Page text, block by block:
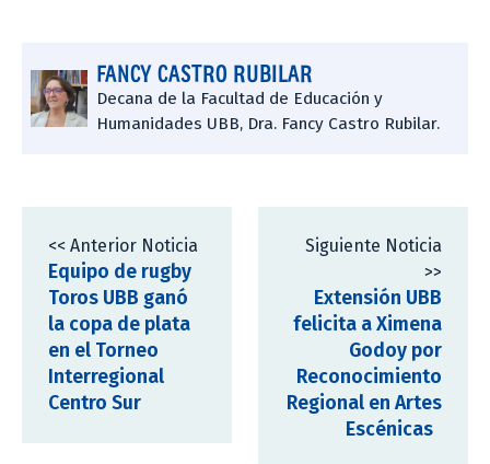
FANCY CASTRO RUBILAR
Decana de la Facultad de Educación y
Humanidades UBB, Dra. Fancy Castro Rubilar.
<< Anterior Noticia
Equipo de rugby
Toros UBB ganó
la copa de plata
en el Torneo
Interregional
Centro Sur
Siguiente Noticia
>>
Extensión UBB
felicita a Ximena
Godoy por
Reconocimiento
Regional en Artes
Escénicas